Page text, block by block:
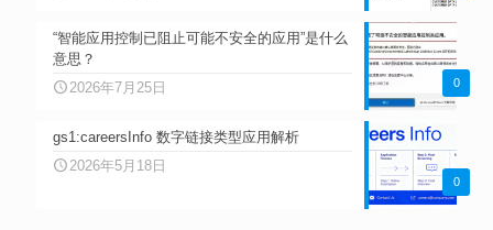
0
“智能应用控制已阻止可能不安全的应用”是什么
意思？
2026年7月25日
0
gs1:careersInfo 数字链接类型应用解析
2026年5月18日